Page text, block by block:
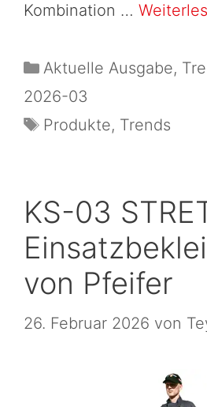
Kombination …
Aktuelle Ausgabe,
2026-03
Produkte, Trends
KS-03
von Pfeifer
26. Februar 2026 von